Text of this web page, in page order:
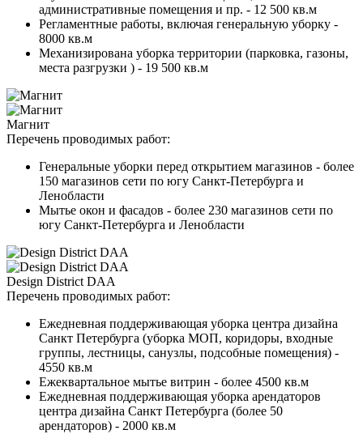
административные помещения и пр. - 12 500 кв.м
Регламентные работы, включая генеральную уборку -
8000 кв.м
Механизирована уборка территории (парковка, газоны,
места разгрузки ) - 19 500 кв.м
Магнит
Перечень проводимых работ:
Генеральные уборки перед открытием магазинов - более
150 магазинов сети по югу Санкт-Петербурга и
Ленобласти
Мытье окон и фасадов - более 230 магазинов сети по
югу Санкт-Петербурга и Ленобласти
Design District DAA
Перечень проводимых работ:
Ежедневная поддерживающая уборка центра дизайна
Санкт Петербурга (уборка МОП, коридоры, входные
группы, лестницы, санузлы, подсобные помещения) -
4550 кв.м
Ежеквартальное мытье витрин - более 4500 кв.м
Ежедневная поддерживающая уборка арендаторов
центра дизайна Санкт Петербурга (более 50
арендаторов) - 2000 кв.м